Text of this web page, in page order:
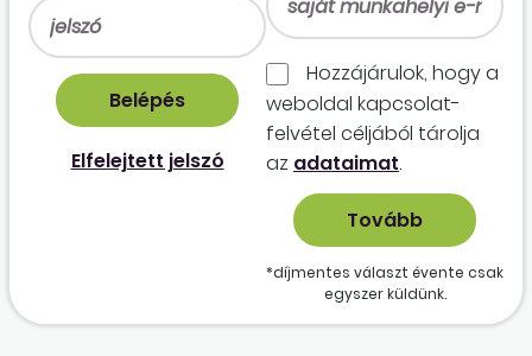
Elfelejtett jelszó
Hozzájárulok, hogy a
weboldal kapcso­lat­
felvétel céljából tárolja
az adataimat.
*díjmentes választ évente csak
egyszer küldünk.